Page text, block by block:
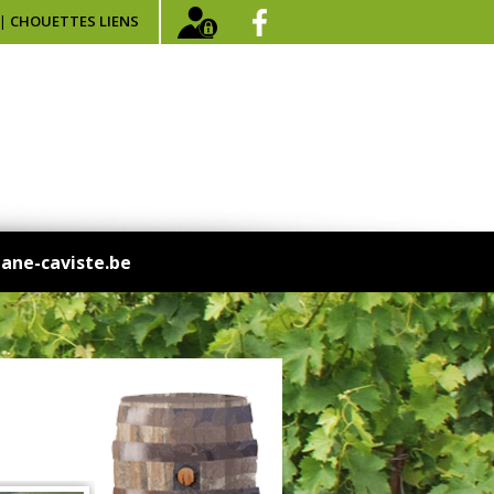
| CHOUETTES LIENS
caviste.be